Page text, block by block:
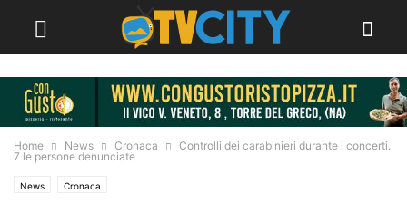
Home News Cronaca
Controlli dei carabinieri durante i concerti.
7 le persone denunciate
News Cronaca